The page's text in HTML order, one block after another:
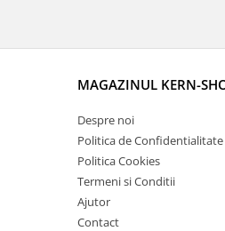
Cantare de podea
Cantare drive-through
Punti de cantarire
Cantare pentru macara
Cantare medicale
Cantare medicale
Cantar cu balustrada
MAGAZINUL KERN-
Despre noi
Politica de Confidentialitate
Politica Cookies
Termeni si Conditii
Ajutor
Contact